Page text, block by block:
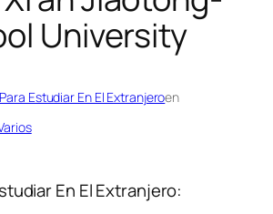
University
Estudiar En El Extranjeroen
En El Extranjero: